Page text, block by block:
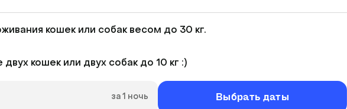
кошек или собак весом до 30 кг.
кошек или двух собак до 10 кг :)
за 1 ночь Выбрать даты